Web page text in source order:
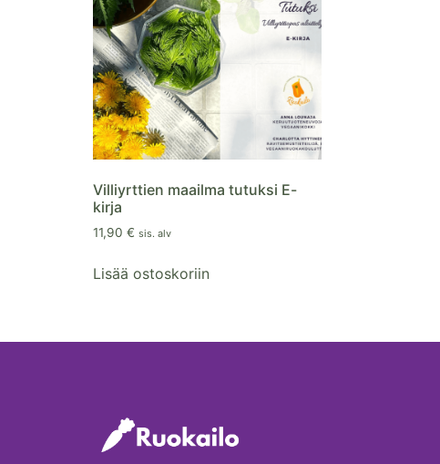
Villiyrttien maailma tutuksi E-
kirja
11,90 € sis. alv
Lisää ostoskoriin